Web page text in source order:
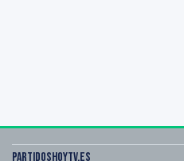
Partidoshoytv.es